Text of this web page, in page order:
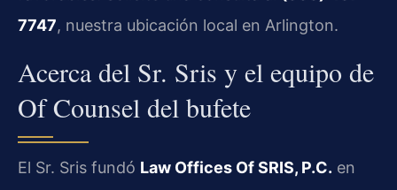
7747, nuestra ubicación local en Arlington.
Acerca del Sr. Sris y el equipo de
Of Counsel del bufete
El Sr. Sris fundó Law Offices Of SRIS, P.C. en